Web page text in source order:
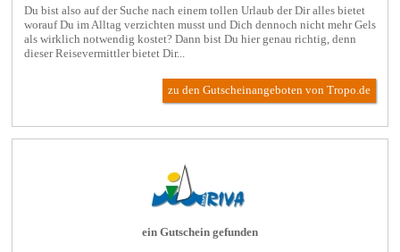
Du bist also auf der Suche nach einem tollen Urlaub der Dir alles bietet
worauf Du im Alltag verzichten musst und Dich dennoch nicht mehr Gels
als wirklich notwendig kostet? Dann bist Du hier genau richtig, denn
dieser Reisevermittler bietet Dir...
zu den Gutscheinangeboten von Tropo.de
ein Gutschein gefunden